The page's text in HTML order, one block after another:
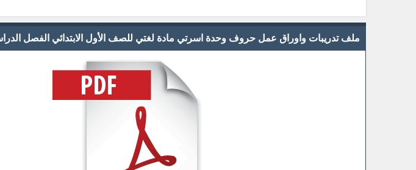
ملف تدريبات واوراق عمل حروف وحدة اسرتي مادة لغتي للصف الأول الابتدائي الفصل